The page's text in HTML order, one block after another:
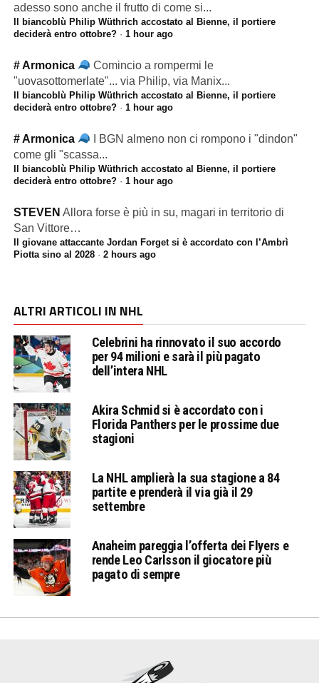
adesso sono anche il frutto di come si...
Il biancoblù Philip Wüthrich accostato al Bienne, il portiere
deciderà entro ottobre?· 1 hour ago
# Armonica
Comincio a rompermi le
"uovasottomerlate"... via Philip, via Manix...
Il biancoblù Philip Wüthrich accostato al Bienne, il portiere
deciderà entro ottobre?· 1 hour ago
# Armonica
I BGN almeno non ci rompono i "dindon"
come gli "scassa...
Il biancoblù Philip Wüthrich accostato al Bienne, il portiere
deciderà entro ottobre?· 1 hour ago
STEVEN Allora forse è più in su, magari in territorio di
San Vittore…
Il giovane attaccante Jordan Forget si è accordato con l’Ambrì
Piotta sino al 2028· 2 hours ago
ALTRI ARTICOLI IN NHL
Celebrini ha rinnovato il suo accordo
per 94 milioni e sarà il più pagato
dell’intera NHL
Akira Schmid si è accordato con i
Florida Panthers per le prossime due
stagioni
La NHL amplierà la sua stagione a 84
partite e prenderà il via già il 29
settembre
Anaheim pareggia l’offerta dei Flyers e
rende Leo Carlsson il giocatore più
pagato di sempre